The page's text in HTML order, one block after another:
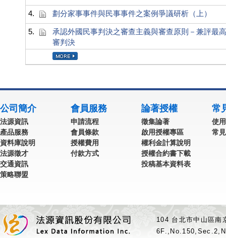
4. 劃分家事事件與民事事件之案例爭議研析（上）
5.
承認外國民事判決之審查主義與審查原則－兼評最
審判決
公司簡介
法源資訊
產品服務
資料庫說明
法源徵才
交通資訊
策略聯盟
會員服務
申請流程
會員條款
授權費用
付款方式
論著授權
徵集論著
啟用授權專區
權利金計算說明
授權合約書下載
投稿基本資料表
常
使
常
104 台北市中山區